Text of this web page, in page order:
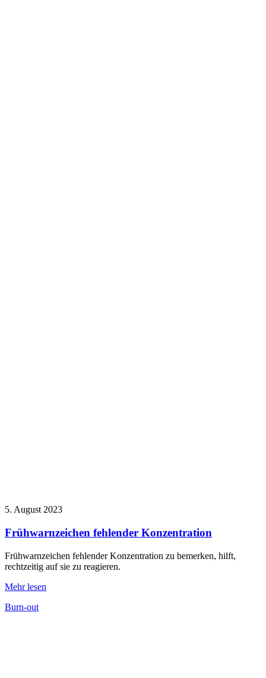
5. August 2023
Frühwarnzeichen fehlender Konzentration
Frühwarnzeichen fehlender Konzentration zu bemerken, hilft,
rechtzeitig auf sie zu reagieren.
Mehr lesen
Burn-out